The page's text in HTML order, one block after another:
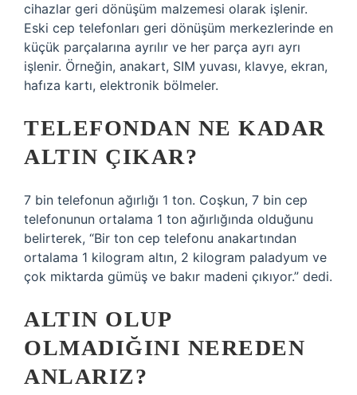
cihazlar geri dönüşüm malzemesi olarak işlenir.
Eski cep telefonları geri dönüşüm merkezlerinde en
küçük parçalarına ayrılır ve her parça ayrı ayrı
işlenir. Örneğin, anakart, SIM yuvası, klavye, ekran,
hafıza kartı, elektronik bölmeler.
TELEFONDAN NE KADAR
ALTIN ÇIKAR?
7 bin telefonun ağırlığı 1 ton. Coşkun, 7 bin cep
telefonunun ortalama 1 ton ağırlığında olduğunu
belirterek, “Bir ton cep telefonu anakartından
ortalama 1 kilogram altın, 2 kilogram paladyum ve
çok miktarda gümüş ve bakır madeni çıkıyor.” dedi.
ALTIN OLUP
OLMADIĞINI NEREDEN
ANLARIZ?